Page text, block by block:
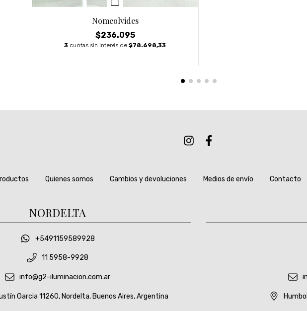
Nomeolvides
$236.095
3 cuotas sin interés de $78.698,33
Quienes somos Cambios y devoluciones Medios de envío Contacto
NORDELTA
+5491159589928
11 5958-9928
info@g2-iluminacion.com.ar
Garcia 11260, Nordelta, Buenos Aires, Argentina